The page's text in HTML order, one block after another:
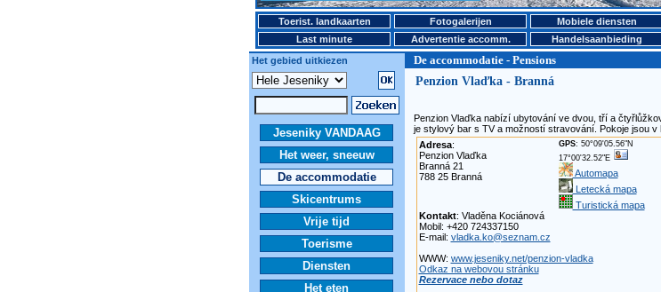
Toerist. landkaarten Fotogalerijen Mobiele diensten
Last minute
Advertentie accomm. Handelsaanbieding
Het gebied uitkiezen
De accommodatie - Pensions
Jeseniky VANDAAG
Het weer, sneeuw
De accommodatie
Skicentrums
Vrije tijd
Toerisme
Diensten
Het eten
Penzion Vlaďka - Branná
Penzion Vlaďka nabízí ubytování ve dvou, tří a
je stylový bar s TV a možností stravování. Pokoje jsou
Adresa:
Penzion Vlaďka
Branná 21
788 25 Branná
GPS: 50°09'05.56"N
17°00'32.52"E
Automapa
Letecká mapa
Turistická mapa
Kontakt: Vladěna Kociánová
Mobil: +420 724337150
E-mail: vladka.ko@seznam.cz
WWW: www.jeseniky.net/penzion-vladka
Odkaz na webovou stránku
Rezervace nebo dotaz